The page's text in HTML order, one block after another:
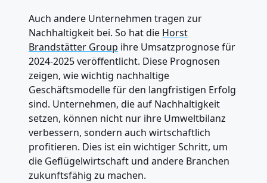
Auch andere Unternehmen tragen zur
Nachhaltigkeit bei. So hat die Horst
Brandstätter Group ihre Umsatzprognose für
2024-2025 veröffentlicht. Diese Prognosen
zeigen, wie wichtig nachhaltige
Geschäftsmodelle für den langfristigen Erfolg
sind. Unternehmen, die auf Nachhaltigkeit
setzen, können nicht nur ihre Umweltbilanz
verbessern, sondern auch wirtschaftlich
profitieren. Dies ist ein wichtiger Schritt, um
die Geflügelwirtschaft und andere Branchen
zukunftsfähig zu machen.